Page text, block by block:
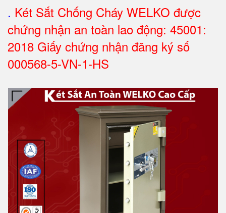
. Két Sắt Chống Cháy WELKO được
chứng nhận an toàn lao động: 45001:
2018 Giấy chứng nhận đăng ký số
000568-5-VN-1-HS